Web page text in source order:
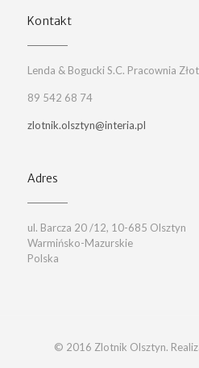
Kontakt
Lenda & Bogucki S.C. Pracownia
89 542 68 74
zlotnik.olsztyn@interia.pl
Adres
ul. Barcza 20 /12, 10-685 Olsztyn
Warmińsko-Mazurskie
Polska
© 2016 Zlotnik Olsztyn.